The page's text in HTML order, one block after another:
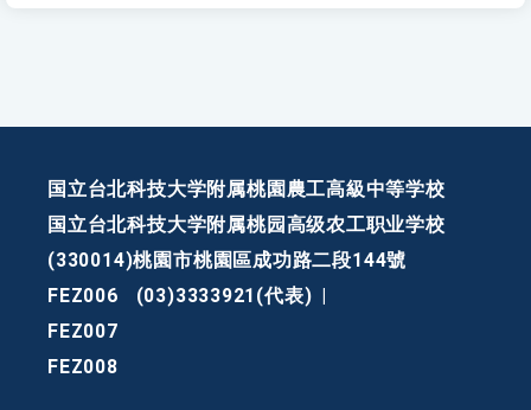
国立台北科技大学附属桃園農工高級中等学校
国立台北科技大学附属桃园高级农工职业学校
(330014)桃園市桃園區成功路二段144號
FEZ006
(03)3333921(代表)
FEZ007
FEZ008